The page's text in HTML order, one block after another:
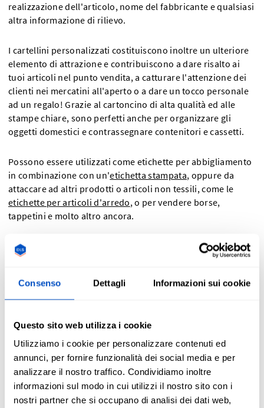
Consenso Dettagli Informazioni sui cookie
Questo sito web utilizza i cookie
Utilizziamo i cookie per personalizzare contenuti ed
annunci, per fornire funzionalità dei social media e per
analizzare il nostro traffico. Condividiamo inoltre
informazioni sul modo in cui utilizzi il nostro sito con i
nostri partner che si occupano di analisi dei dati web,
realizzazione dell'articolo, nome del fabbricante e qualsiasi
altra informazione di rilievo.
I cartellini personalizzati costituiscono inoltre un ulteriore
elemento di attrazione e contribuiscono a dare risalto ai
tuoi articoli nel punto vendita, a catturare l'attenzione dei
clienti nei mercatini all'aperto o a dare un tocco personale
ad un regalo! Grazie al cartoncino di alta qualità ed alle
stampe chiare, sono perfetti anche per organizzare gli
oggetti domestici e contrassegnare contenitori e cassetti.
Possono essere utilizzati come etichette per abbigliamento
in combinazione con un'etichetta stampata, oppure da
attaccare ad altri prodotti o articoli non tessili, come le
etichette per articoli d'arredo, o per vendere borse,
tappetini e molto altro ancora.
Non dimenticare che qui a Dutch Label Shop vendiamo
anche
personalizzate,
trapunte,etichette lavaggioed etichette termoadesive.
Una volta decisi i contenuti da includere nel cartellino,
occorre aggiungere tutte le informazioni riguardanti la
taglia, i colori, il prezzo o i tag dei social media.
Considerando che i cartellini possono essere formattati in
vari modi, a seconda di come si desidera commercializzare